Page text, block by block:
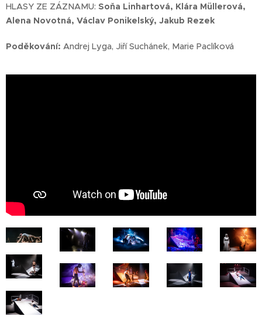
HLASY ZE ZÁZNAMU: Soňa Linhartová, Klára Müllerová,
Alena Novotná, Václav Ponikelský, Jakub Rezek
Poděkování: Andrej Lyga, Jiří Suchánek, Marie Paclíková